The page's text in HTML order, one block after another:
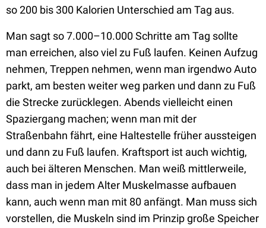
so 200 bis 300 Kalorien Unterschied am Tag aus.
Man sagt so 7.000–10.000 Schritte am Tag sollte
man erreichen, also viel zu Fuß laufen. Keinen Aufzug
nehmen, Treppen nehmen, wenn man irgendwo Auto
parkt, am besten weiter weg parken und dann zu Fuß
die Strecke zurücklegen. Abends vielleicht einen
Spaziergang machen; wenn man mit der
Straßenbahn fährt, eine Haltestelle früher aussteigen
und dann zu Fuß laufen. Kraftsport ist auch wichtig,
auch bei älteren Menschen. Man weiß mittlerweile,
dass man in jedem Alter Muskelmasse aufbauen
kann, auch wenn man mit 80 anfängt. Man muss sich
vorstellen, die Muskeln sind im Prinzip große Speicher